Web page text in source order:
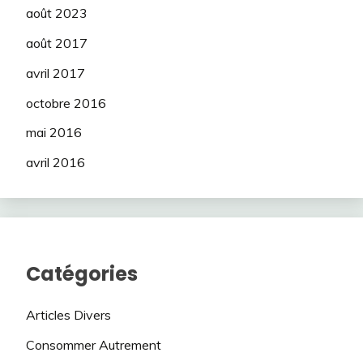
août 2023
août 2017
avril 2017
octobre 2016
mai 2016
avril 2016
Catégories
Articles Divers
Consommer Autrement